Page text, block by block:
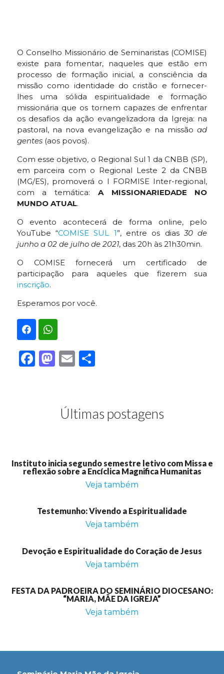
O Conselho Missionário de Seminaristas (COMISE)
existe para fomentar, naqueles que estão em
processo de formação inicial, a consciência da
missão como identidade do cristão e fornecer-
lhes uma sólida espiritualidade e formação
missionária que os tornem capazes de enfrentar
os desafios da ação evangelizadora da Igreja: na
pastoral, na nova evangelização e na missãoad
gentes(aos povos).
Com esse objetivo, o Regional Sul 1 da CNBB (SP),
em parceira com o Regional Leste 2 da CNBB
(MG/ES), promoverá o I FORMISE Inter-regional,
com a temática: A MISSIONARIEDADE NO
MUNDO ATUAL.
O evento acontecerá de forma online, pelo
YouTube “COMISE SUL 1”, entre os dias30 de
junho a 02 de julho de 2021, das 20h às 21h30min.
O COMISE fornecerá um certificado de
participação para aqueles que fizerem sua
inscrição.
Esperamos por você.
Facebook
Mastodon
EmailShare
Últimas postagens
Instituto inicia segundo semestre letivo com Missa e
reflexão sobre a Encíclica Magnifica Humanitas
Veja também
Testemunho: Vivendo a Espiritualidade
Veja também
Devoção e Espiritualidade do Coração de Jesus
Veja também
FESTA DA PADROEIRA DO SEMINÁRIO DIOCESANO:
“MARIA, MÃE DA IGREJA”
Veja também